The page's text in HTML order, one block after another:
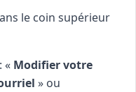
le coin supérieur
« Modifier votre
» ou